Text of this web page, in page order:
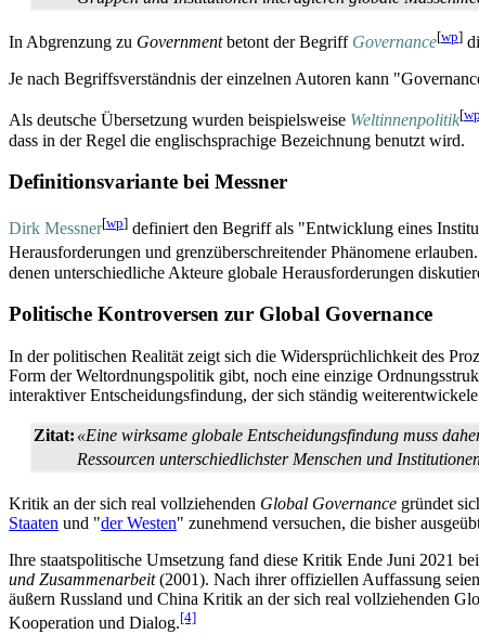
In Abgrenzung zu Governmentbetont der Begriff Governance[wp]
Je nach Begriffsverständnis der einzelnen Autoren kann
Als deutsche Übersetzung wurden beispielsweise Weltinnenpolitik[wp
dass in der Regel die englisch­sprachige Bezeichnung benutzt wird.
Definitionsvariante bei Messner
Dirk Messner[wp] definiert den Begriff als "Entwicklung eines
Herausforderungen und grenz­überschreitender Phänomene
denen unterschiedliche Akteure globale Herausforderungen
Politische Kontroversen zur Global Governance
In der politischen Realität zeigt sich die Widersprüchlichkeit des
Form der Weltordnungs­politik gibt, noch eine einzige
interaktiver Entscheidungs­findung, der sich ständig
Zitat: «Eine wirksame globale Entscheidungs­findung muss
Ressourcen unterschiedlichster Menschen und
Kritik an der sich real vollziehenden Global Governance gründet
Staaten und "der Westen" zunehmend versuchen, die bisher
Ihre staatspolitische Umsetzung fand diese Kritik Ende Juni 2021
und Zusammenarbeit(2001). Nach ihrer offiziellen Auffassung
äußern Russland und China Kritik an der sich real vollziehenden
Kooperation und Dialog.[4]